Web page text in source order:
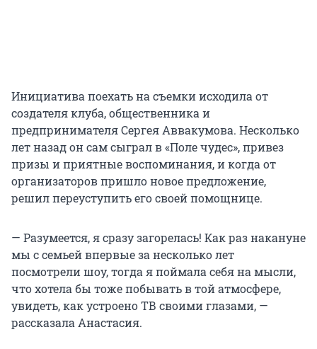
Инициатива поехать на съемки исходила от
создателя клуба, общественника и
предпринимателя Сергея Аввакумова. Несколько
лет назад он сам сыграл в «Поле чудес», привез
призы и приятные воспоминания, и когда от
организаторов пришло новое предложение,
решил переуступить его своей помощнице.
— Разумеется, я сразу загорелась! Как раз накануне
мы с семьей впервые за несколько лет
посмотрели шоу, тогда я поймала себя на мысли,
что хотела бы тоже побывать в той атмосфере,
увидеть, как устроено ТВ своими глазами, —
рассказала Анастасия.